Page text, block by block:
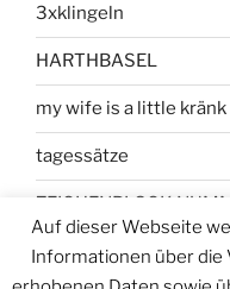
3xklingeln
HARTHBASEL
my wife is a little kränk
tagessätze
ZEICHENBLOCK
Auf dieser Webseite
Informationen über die